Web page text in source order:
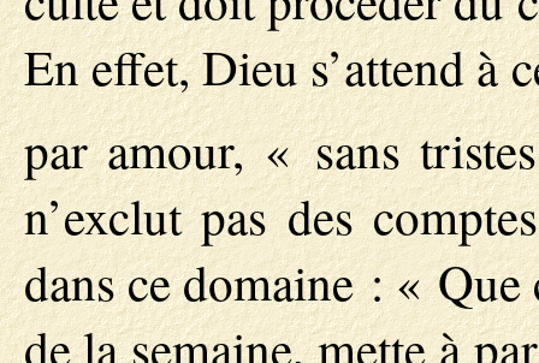
En effet, Dieu s’attend à
par amour, « sans
n’exclut pas des
dans ce domaine : «
de la semaine, mette à